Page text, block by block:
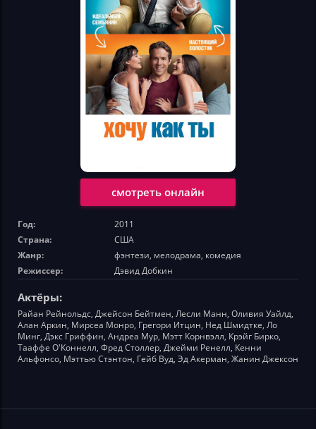
смотреть онлайн
Год:
2011
Страна:
США
Жанр:
фэнтези, мелодрама, комедия
Режиссер:
Дэвид Добкин
Актёры:
Райан Рейнольдс, Джейсон Бейтмен, Лесли Манн, Оливия Уайлд,
Алан Аркин, Мирсеа Монро, Грегори Итцин, Нед Шмидтке, Ло
Минг, Дэкс Гриффин, Андреа Мур, Мэтт Корнвэлл, Крэйг Бирко,
Тааффе О'Коннелл, Фред Столлер, Джейми Ренелл, Кенни
Альфонсо, Мэттью Стэнтон, Гейб Вуд, Эд Акерман, Жанин Джексон